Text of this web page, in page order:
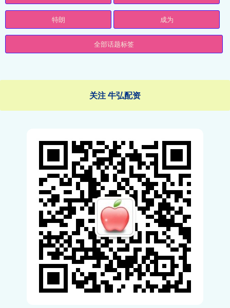
特朗 成为
全部话题标签
关注 牛弘配资